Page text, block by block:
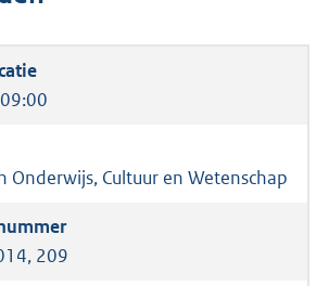
Onderwijs, Cultuur en Wetenschap
209